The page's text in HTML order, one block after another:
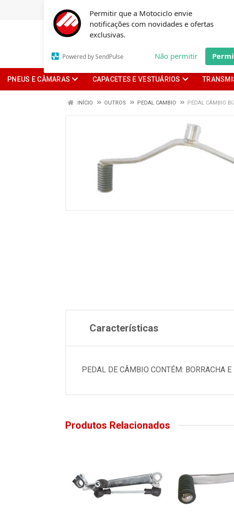
Permitir que a Motociclo envie
notificações com novidades e ofertas
exclusivas.
Powered by SendPulse Não permitir
PNEUS E CÂMARAS CAPACETES E VESTUÁRIOS
INÍCIO OUTROS PEDAL CAMBIO PEDAL CÂMBIO
Características
PEDAL DE CÂMBIO CONTÉM: BORRACHA
Produtos Relacionados